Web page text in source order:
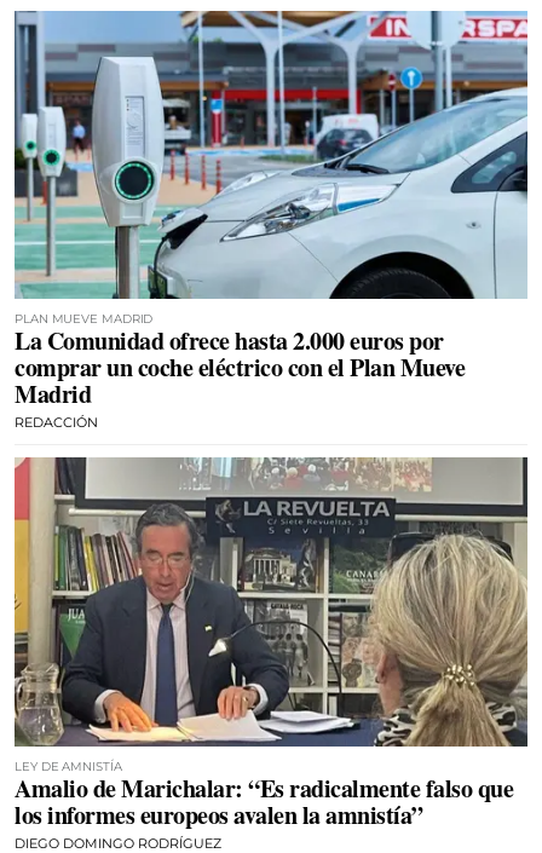
PLAN MUEVE MADRID
La Comunidad ofrece hasta 2.000 euros por
comprar un coche eléctrico con el Plan Mueve
Madrid
REDACCIÓN
LEY DE AMNISTÍA
Amalio de Marichalar: “Es radicalmente falso que
los informes europeos avalen la amnistía”
DIEGO DOMINGO RODRÍGUEZ